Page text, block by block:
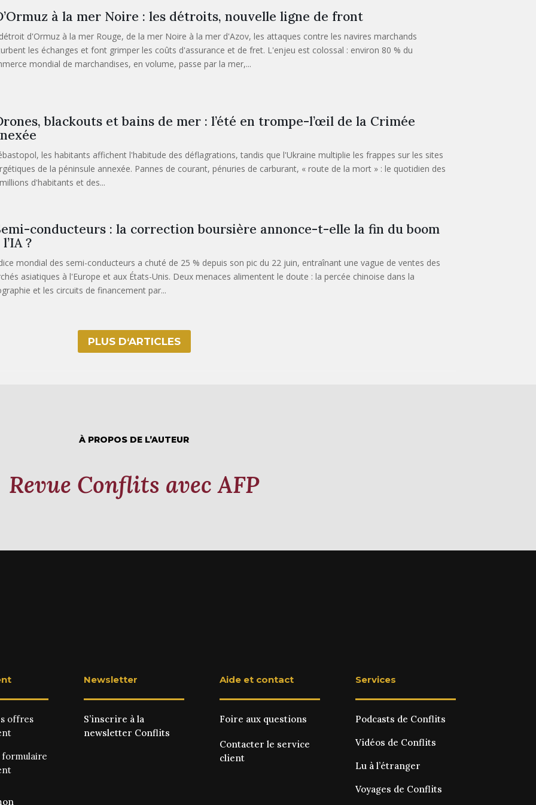
à la mer Noire : les détroits, nouvelle ligne de front
d'Ormuz à la mer Rouge, de la mer Noire à la mer d'Azov, les attaques contre les navires marchands
les échanges et font grimper les coûts d'assurance et de fret. L'enjeu est colossal : environ 80 % du
mondial de marchandises, en volume, passe par la mer,...
blackouts et bains de mer : l’été en trompe-l’œil de la Crimée
les habitants affichent l'habitude des déflagrations, tandis que l'Ukraine multiplie les frappes sur les sites
de la péninsule annexée. Pannes de courant, pénuries de carburant, « route de la mort » : le quotidien des
d'habitants et des...
conducteurs : la correction boursière annonce-t-elle la fin du boom
?
mondial des semi-conducteurs a chuté de 25 % depuis son pic du 22 juin, entraînant une vague de ventes des
asiatiques à l'Europe et aux États-Unis. Deux menaces alimentent le doute : la percée chinoise dans la
et les circuits de financement par...
PLUS D‘ARTICLES
À PROPOS DE L’AUTEUR
Revue Conflits avec AFP
offres
formulaire
Newsletter
S’inscrire à la
newsletter Conflits
Aide et contact
Foire aux questions
Contacter le service
client
Services
Podcasts de Conflits
Vidéos de Conflits
Lu à l’étranger
Voyages de Conflits